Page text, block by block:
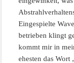
Eingespielte
betrieben klingt
kommt mir in
ehesten das Wort